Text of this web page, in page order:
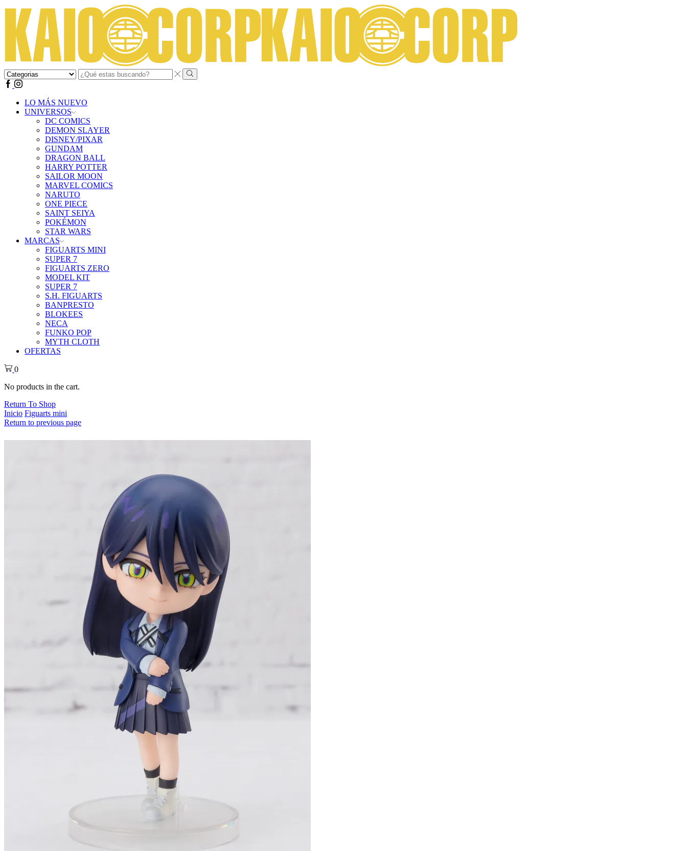
Search
input
Search
Facebook
Instagram
LO MÁS NUEVO
UNIVERSOS
DC COMICS
DEMON SLAYER
DISNEY/PIXAR
GUNDAM
DRAGON BALL
HARRY POTTER
SAILOR MOON
MARVEL COMICS
NARUTO
ONE PIECE
SAINT SEIYA
POKÉMON
STAR WARS
MARCAS
FIGUARTS MINI
SUPER 7
FIGUARTS ZERO
MODEL KIT
SUPER 7
S.H. FIGUARTS
BANPRESTO
BLOKEES
NECA
FUNKO POP
MYTH CLOTH
OFERTAS
0
No products in the cart.
Return To Shop
Inicio Figuarts mini
Return to previous page